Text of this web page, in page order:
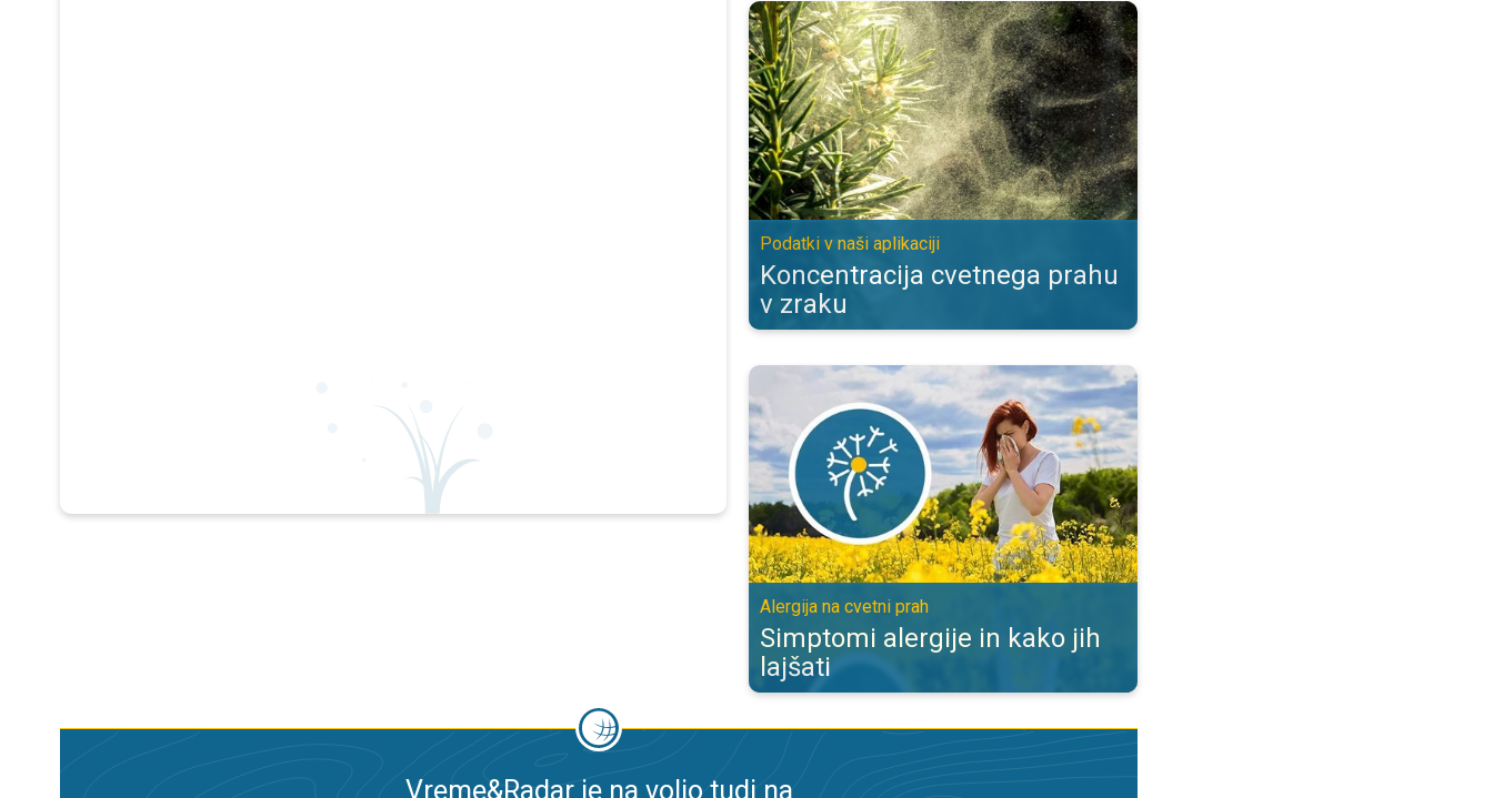
Koncentracija cvetnega prahu v zraku. Podatki v naši aplikaciji. . .
Podatki v naši aplikaciji
Koncentracija cvetnega prahu
v zraku
Simptomi alergije in kako jih lajšati. Alergija na cvetni prah. . .
Alergija na cvetni prah
Simptomi alergije in kako jih
lajšati
Vreme&Radar je na voljo tudi na